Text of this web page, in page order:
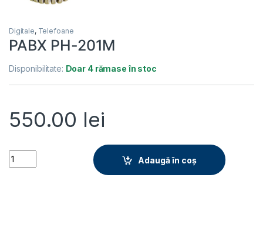
Digitale, Telefoane
PABX PH-201M
Disponibilitate: Doar 4 rămase în stoc
550.00 lei
PABX PH-201M quantity
Adaugă în coș